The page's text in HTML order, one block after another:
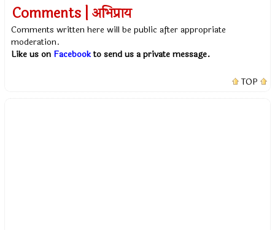
Comments | अभिप्राय
Comments written here will be public after appropriate
moderation.
Like us on Facebookto send us a private message.
TOP